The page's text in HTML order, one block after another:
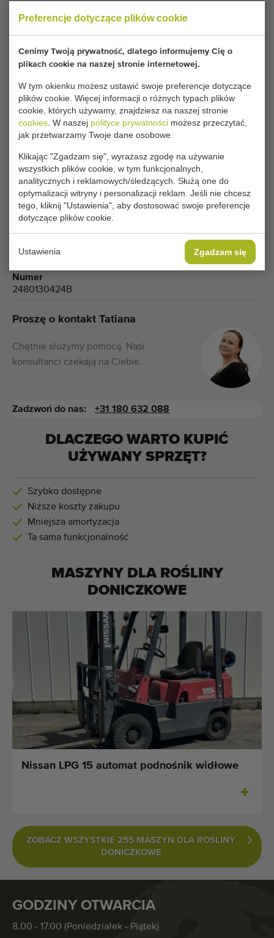
Preferencje dotyczące plików cookie
Cenimy Twoją prywatność, dlatego informujemy Cię o
plikach cookie na naszej stronie internetowej.
W tym okienku możesz ustawić swoje preferencje dotyczące
plików cookie. Więcej informacji o różnych typach plików
cookie, których używamy, znajdziesz na naszej stronie
cookies . W naszej polityce prywatności możesz przeczytać,
jak przetwarzamy Twoje dane osobowe.
Klikając "Zgadzam się", wyrażasz zgodę na używanie
wszystkich plików cookie, w tym funkcjonalnych,
analitycznych i reklamowych/śledzących. Służą one do
optymalizacji witryny i personalizacji reklam. Jeśli nie chcesz
tego, kliknij "Ustawienia", aby dostosować swoje preferencje
dotyczące plików cookie.
Ustawienia Zgadzam się
Twoje obecne ustawienia plików cookie blokują tę
dostęp do tej części.
ZMIEŃ USTAWIENIA PLIKÓW COOKIE
Typ
Przenośniki roślin doniczkowych
Producent
Hawe
Produkt
Typ przenośnika
Numer
2480130424B
Proszę o kontakt Tatiana
Chętnie służymy pomocą. Nasi
konsultanci czekają na Ciebie.
Zadzwoń do nas: +31 180 632 088
DLACZEGO WARTO KUPIĆ
UŻYWANY SPRZĘT?
Szybko dostępne
Niższe koszty zakupu
Mniejsza amortyzacja
Ta sama funkcjonalność
MASZYNY DLA ROŚLINY
DONICZKOWE
Nissan LPG 15 automat podnośnik widłowe
ZOBACZ WSZYSTKIE 255 MASZYN DLA ROŚLINY
DONICZKOWE
GODZINY OTWARCIA
8.00 - 17.00 (Poniedziałek - Piątek)